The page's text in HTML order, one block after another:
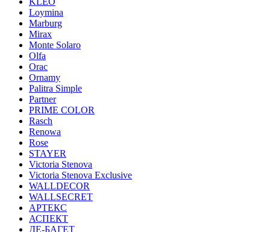
Loymina
Marburg
Mirax
Monte Solaro
Olfa
Orac
Ornamy
Palitra Simple
Partner
PRIME COLOR
Rasch
Renowa
Rose
STAYER
Victoria Stenova
Victoria Stenova Exclusive
WALLDECOR
WALLSECRET
АРТЕКС
АСПЕКТ
ДЕ-БАГЕТ